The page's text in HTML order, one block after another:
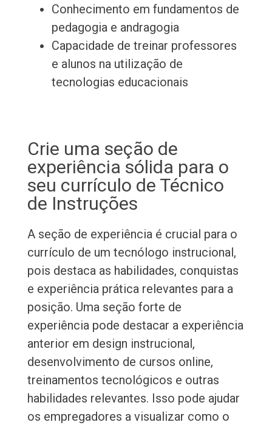
Conhecimento em fundamentos de
pedagogia e andragogia
Capacidade de treinar professores
e alunos na utilização de
tecnologias educacionais
Crie uma seção de
experiência sólida para o
seu currículo de Técnico
de Instruções
A seção de experiência é crucial para o
currículo de um tecnólogo instrucional,
pois destaca as habilidades, conquistas
e experiência prática relevantes para a
posição. Uma seção forte de
experiência pode destacar a experiência
anterior em design instrucional,
desenvolvimento de cursos online,
treinamentos tecnológicos e outras
habilidades relevantes. Isso pode ajudar
os empregadores a visualizar como o